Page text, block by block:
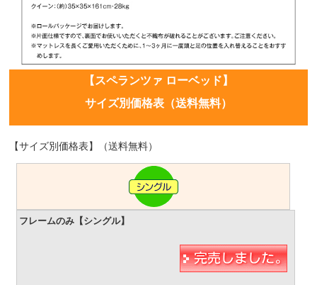
【スペランツァ ローベッド】
サイズ別価格表（送料無料）
【サイズ別価格表】（送料無料）